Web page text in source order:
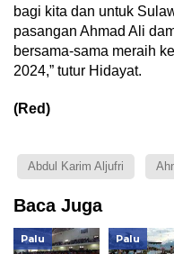
bagi kita dan untuk
pasangan Ahmad Ali
bersama-sama meraih
2024,” tutur Hidayat.
(Red)
Abdul Karim Aljufri
Baca Juga
Palu Palu